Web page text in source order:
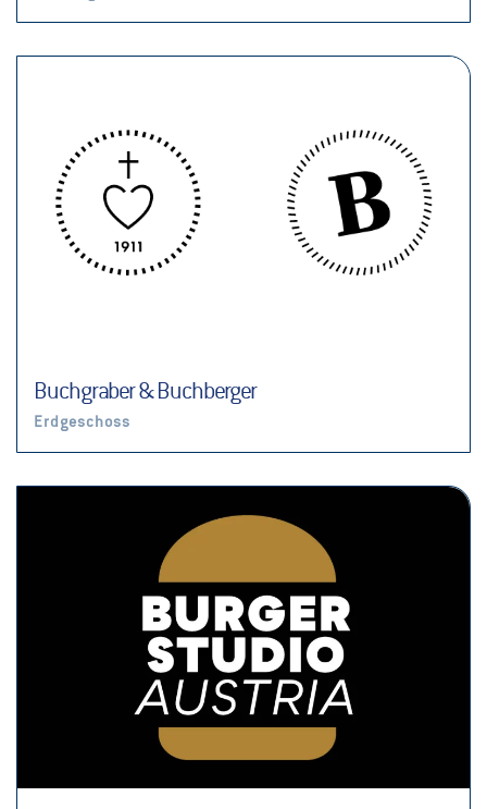
Buchgraber & Buchberger
Erdgeschoss